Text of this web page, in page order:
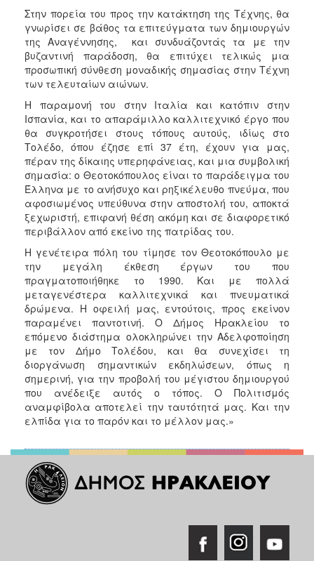
Στην πορεία του προς την κατάκτηση της Τέχνης, θα
γνωρίσει σε βάθος τα επιτεύγματα των δημιουργών
της Αναγέννησης, και συνδυάζοντάς τα με την
βυζαντινή παράδοση, θα επιτύχει τελικώς μια
προσωπική σύνθεση μοναδικής σημασίας στην Τέχνη
των τελευταίων αιώνων.
Η παραμονή του στην Ιταλία και κατόπιν στην
Ισπανία, και το απαράμιλλο καλλιτεχνικό έργο που
θα συγκροτήσει στους τόπους αυτούς, ιδίως στο
Τολέδο, όπου έζησε επί 37 έτη, έχουν για μας,
πέραν της δίκαιης υπερηφάνειας, και μια συμβολική
σημασία: ο Θεοτοκόπουλος είναι το παράδειγμα του
Έλληνα με το ανήσυχο και ρηξικέλευθο πνεύμα, που
αφοσιωμένος υπεύθυνα στην αποστολή του, αποκτά
ξεχωριστή, επιφανή θέση ακόμη και σε διαφορετικό
περιβάλλον από εκείνο της πατρίδας του.
Η γενέτειρα πόλη του τίμησε τον Θεοτοκόπουλο με
την μεγάλη έκθεση έργων του που
πραγματοποιήθηκε το 1990. Και με πολλά
μεταγενέστερα καλλιτεχνικά και πνευματικά
δρώμενα. Η οφειλή μας, εντούτοις, προς εκείνον
παραμένει παντοτινή. Ο Δήμος Ηρακλείου το
επόμενο διάστημα ολοκληρώνει την Αδελφοποίηση
με τον Δήμο Τολέδου, και θα συνεχίσει τη
διοργάνωση σημαντικών εκδηλώσεων, όπως η
σημερινή, για την προβολή του μέγιστου δημιουργού
που ανέδειξε αυτός ο τόπος. Ο Πολιτισμός
αναμφίβολα αποτελεί την ταυτότητά μας. Και την
ελπίδα για το παρόν και το μέλλον μας.»